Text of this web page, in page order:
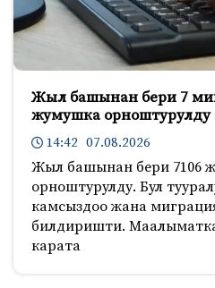
Жыл башынан бери 7
жумушка орноштурулду
14:42 07.08.2026
Жыл башынан бери 7106
орноштурулду. Бул
камсыздоо жана
билдиришти.
карата